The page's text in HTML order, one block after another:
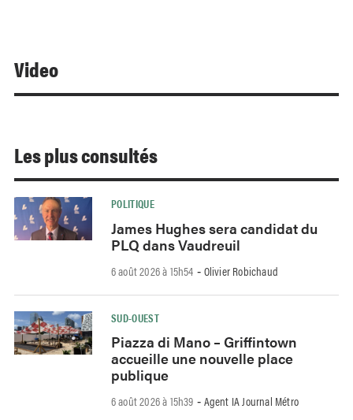
Video
Les plus consultés
POLITIQUE
James Hughes sera candidat du
PLQ dans Vaudreuil
6 août 2026 à 15h54 - Olivier Robichaud
SUD-OUEST
Piazza di Mano – Griffintown
accueille une nouvelle place
publique
6 août 2026 à 15h39 - Agent IA Journal Métro